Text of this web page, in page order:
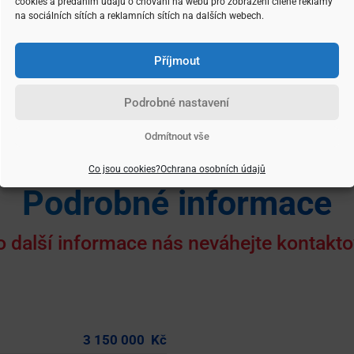
na sociálních sítích a reklamních sítích na dalších webech.
Příjmout
Odmítnout vše
Podrobné nastavení
Co jsou cookies?Ochrana osobních údajů
Galerie
Prohlédněte si nemovitost detailněji
Podrobné informace
další informace nás neváhejte
3 150 000